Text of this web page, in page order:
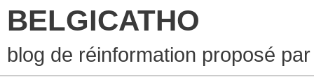
BELGICATHO
blog de réinformation proposé